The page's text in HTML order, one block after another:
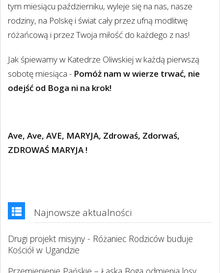
tym miesiącu październiku, wyleje się na nas, nasze
rodziny, na Polskę i świat cały przez ufną modlitwę
różańcową i przez Twoja miłość do każdego z nas!
Jak śpiewamy w Katedrze Oliwskiej w każdą pierwszą
sobotę miesiąca - Pomóż nam w wierze trwać, nie
odejść od Boga ni na krok!
Ave, Ave, AVE, MARYJA, Zdrowaś, Zdorwaś,
ZDROWAŚ MARYJA !
Najnowsze aktualności
Drugi projekt misyjny - Różaniec Rodziców buduje
Kościół w Ugandzie